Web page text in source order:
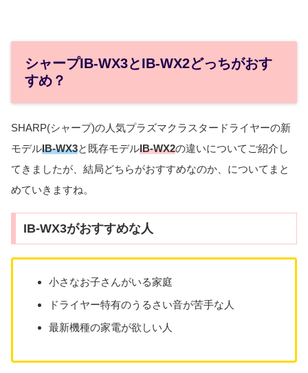
シャープIB-WX3とIB-WX2どっちがおす
すめ？
SHARP(シャープ)の人気プラズマクラスタードライヤーの新
モデルIB-WX3と既存モデルIB-WX2の違いについてご紹介し
てきましたが、結局どちらがおすすめなのか、についてまと
めていきますね。
IB-WX3がおすすめな人
小さなお子さんがいる家庭
ドライヤー特有のうるさい音が苦手な人
最新機種の家電が欲しい人